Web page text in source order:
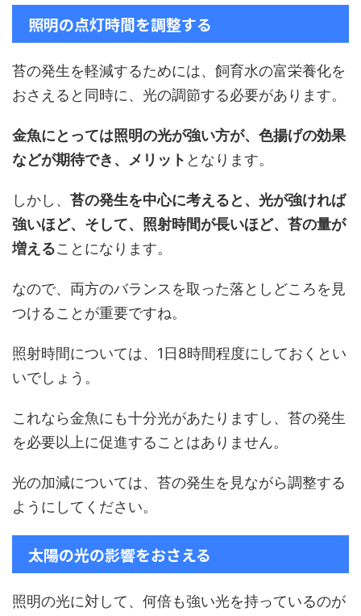
照明の点灯時間を調整する
苔の発生を軽減するためには、飼育水の富栄養化を
おさえると同時に、光の調節する必要があります。
金魚にとっては照明の光が強い方が、色揚げの効果
などが期待でき、メリット となります。
しかし、 苔の発生を中心に考えると、光が強ければ
強いほど、そして、照射時間が長いほど、苔の量が
増えることになります。
なので、両方のバランスを取った落としどころを見
つけることが重要ですね。
照射時間については、1日8時間程度にしておくとい
いでしょう。
これなら金魚にも十分光があたりますし、苔の発生
を必要以上に促進することはありません。
光の加減については、苔の発生を見ながら調整する
ようにしてください。
太陽の光の影響をおさえる
照明の光に対して、何倍も強い光を持っているのが